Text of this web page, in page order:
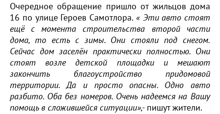
Очередное обращение пришло от жильцов дома
16 по улице Героев Самотлора. «Эти авто стоят
ещё с момента строительства второй части
дома, то есть с зимы. Они стояли под снегом.
Сейчас дом заселён практически полностью. Они
стоят возле детской площадки и мешают
закончить благоустройство придомовой
территории. Да и просто опасны. Одно авто
разбито. Оба без номеров. Очень надеемся на Вашу
помощь в сложившейся ситуации»,- пишут жители.